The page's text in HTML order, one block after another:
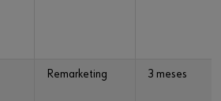
Remarketing 3 meses